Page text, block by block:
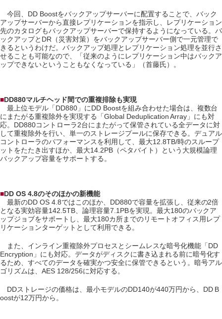
今回、DD Boostをバックアップサーバーに配置することで、バック
アップサーバーから直接レプリケーションを指示し、レプリケーション
先のカタログもバックアップサーバーで保持するようになっている。バ
ックアップとDR（災害対策）をバックアップサーバー側で一元管理で
きるというわけだ。バックアップ処理とレプリケーション処理を並行さ
せることも可能なので、「従来のようにレプリケーション中はバックア
ップできないということもなくなっている」（首藤氏）。
■DD880マルチヘッド間での重複排除も実現
最上位モデル「DD880」にDD Boostを組み合わせた場合は、複数台
にまたがる重複除外を実現する「Global Deduplication Array」にも対
応。DD880コントローラ2台にまたがって保管されている全データに対
して重複除外を行い、単一のストレージプールに保存できる。デュアル
コントローラのパフォーマンスを利用して、最大12.8TB/時のスループ
ットをたたき出すほか、最大14.2PB（ペタバイト）という大規模論理
バックアップ容量をサポートする。
■DD OS 4.8のそのほかの新機能
最新のDD OS 4.8ではこのほか、DD880で容量を拡張し、従来の2倍
となる実効容量142.5TB、論理容量7.1PBを実現。最大180のバックア
ップジョブをサポートし、最大180カ所までのリモートオフィス用レプ
リケーションターゲットとして利用できる。
また、インライン重複除外プロセスとシームレスな暗号化機能「DD
Encryption」にも対応。データがディスクに書き込まれる前に暗号化す
るため、すべてのデータを確実かつ安全に保管できるという。暗号アル
ゴリズムは、AES 128/256に対応する。
DDストレージの価格は、最小モデルのDD140が440万円から、DD B
oostが12万円から。